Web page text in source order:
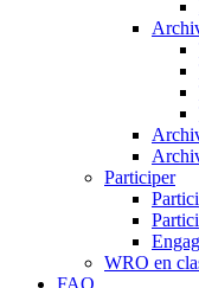
Participer
WRO en
FAQ